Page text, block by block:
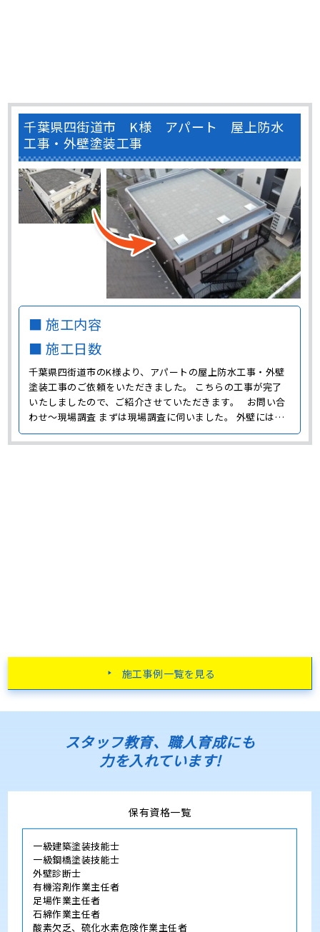
千葉県四街道市 K様 アパート 屋上防水
工事・外壁塗装工事
■ 施工内容
■ 施工日数
千葉県四街道市のK様より、アパートの屋上防水工事・外壁
塗装工事のご依頼をいただきました。 こちらの工事が完了
いたしましたので、ご紹介させていただきます。 お問い合
わせ～現場調査 まずは現場調査に伺いました。 外壁には雨
だれによる汚れやコケの付着などが見られ、美観が低下して
いる状態でした。 また、屋上にも汚れやコケの付着、色褪
施工事例一覧を見る
スタッフ教育、職人育成にも
力を入れています!
保有資格一覧
一級建築塗装技能士
一級鋼橋塗装技能士
外壁診断士
有機溶剤作業主任者
足場作業主任者
石綿作業主任者
酸素欠乏、硫化水素危険作業主任者